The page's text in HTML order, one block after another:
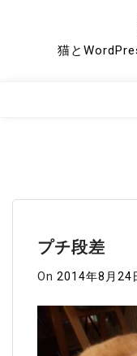
猫と
プチ段差
On 2014年8月24